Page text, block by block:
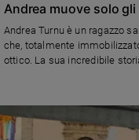
Andrea muove solo
Andrea Turnu è un ragazzo
che, totalmente
ottico. La sua incredibile